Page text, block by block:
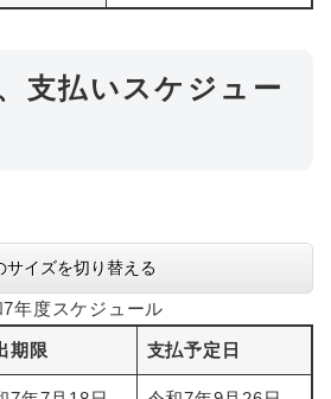
支払いスケジュー
サイズを切り替える
7年度スケジュール
期限 支払予定日